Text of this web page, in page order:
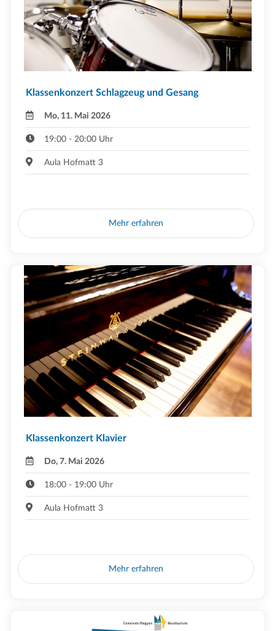
Klassenkonzert Schlagzeug und Gesang
Mo, 11. Mai 2026
19:00 - 20:00 Uhr
Aula Hofmatt 3
Mehr erfahren
Klassenkonzert Klavier
Do, 7. Mai 2026
18:00 - 19:00 Uhr
Aula Hofmatt 3
Mehr erfahren